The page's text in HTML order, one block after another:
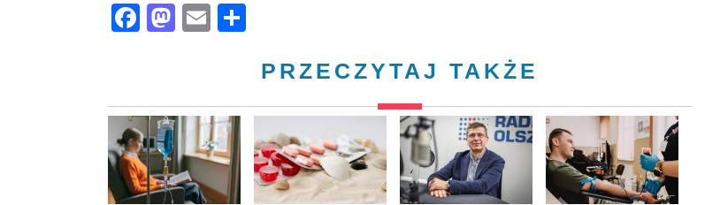
Facebook
Mastodon
Email
PRZECZYTAJ TAKŻE